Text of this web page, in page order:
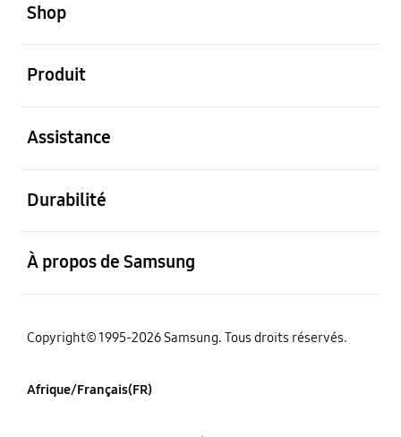
Shop
Produit
Assistance
Durabilité
À propos de Samsung
Copyright© 1995-2026 Samsung. Tous droits réservés.
Afrique/Français(FR)